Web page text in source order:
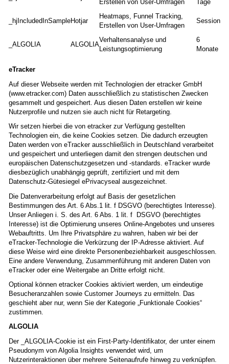
Erstellen von User-Umfragen Tage
_hjIncludedInSampleHotjar
Heatmaps, Funnel Tracking,
Erstellen von User-Umfragen
Session
_ALGOLIA ALGOLIA
Verhaltensanalyse und
Leistungsoptimierung
6
Monate
eTracker
Auf dieser Webseite werden mit Technologien der etracker GmbH
(www.etracker.com) Daten ausschließlich zu statistischen Zwecken
gesammelt und gespeichert. Aus diesen Daten erstellen wir keine
Nutzerprofile und nutzen sie auch nicht für Retargeting.
Wir setzen hierbei die von etracker zur Verfügung gestellten
Technologien ein, die keine Cookies setzen. Die dadurch erzeugten
Daten werden von eTracker ausschließlich in Deutschland verarbeitet
und gespeichert und unterliegen damit den strengen deutschen und
europäischen Datenschutzgesetzen und -standards. eTracker wurde
diesbezüglich unabhängig geprüft, zertifiziert und mit dem
Datenschutz-Gütesiegel ePrivacyseal ausgezeichnet.
Die Datenverarbeitung erfolgt auf Basis der gesetzlichen
Bestimmungen des Art. 6 Abs.1 lit. f DSGVO (berechtigtes Interesse).
Unser Anliegen i. S. des Art. 6 Abs. 1 lit. f DSGVO (berechtigtes
Interesse) ist die Optimierung unseres Online-Angebotes und unseres
Webauftritts. Um Ihre Privatsphäre zu wahren, haben wir bei der
eTracker-Technologie die Verkürzung der IP-Adresse aktiviert. Auf
diese Weise wird eine direkte Personenbeziehbarkeit ausgeschlossen.
Eine andere Verwendung, Zusammenführung mit anderen Daten von
eTracker oder eine Weitergabe an Dritte erfolgt nicht.
Optional können etracker Cookies aktiviert werden, um eindeutige
Besucheranzahlen sowie Customer Journeys zu ermitteln. Das
geschieht aber nur, wenn Sie der Kategorie „Funktionale Cookies“
zustimmen.
ALGOLIA
Der _ALGOLIA-Cookie ist ein First-Party-Identifikator, der unter einem
Pseudonym von Algolia Insights verwendet wird, um
Nutzerinteraktionen über mehrere Seitenaufrufe hinweg zu verknüpfen.